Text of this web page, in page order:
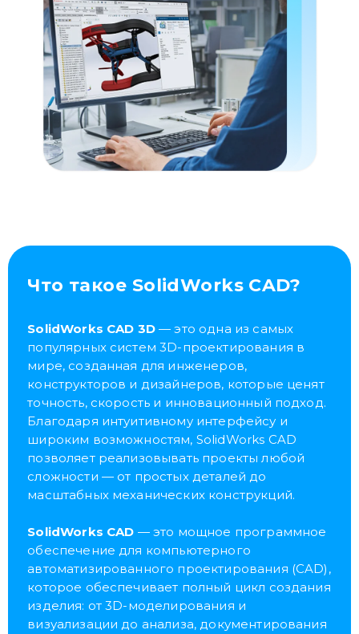
Что такое SolidWorks CAD?
SolidWorks CAD 3D— это одна из самых
популярных систем 3D-проектирования в
мире, созданная для инженеров,
конструкторов и дизайнеров, которые ценят
точность, скорость и инновационный подход.
Благодаря интуитивному интерфейсу и
широким возможностям, SolidWorks CAD
позволяет реализовывать проекты любой
сложности — от простых деталей до
масштабных механических конструкций.
SolidWorks CAD — это мощное программное
обеспечение для компьютерного
автоматизированного проектирования (CAD),
которое обеспечивает полный цикл создания
изделия: от 3D-моделирования и
визуализации до анализа, документирования